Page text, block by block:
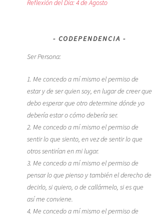
Reflexión del Dia: 4 de Agosto
CODEPENDENCIA
Ser Persona:
1. Me concedo a mí mismo el permiso de
estar y de ser quien soy, en lugar de creer que
debo esperar que otro determine dónde yo
debería estar o cómo debería ser.
2. Me concedo a mí mismo el permiso de
sentir lo que siento, en vez de sentir lo que
otros sentirían en mi lugar.
3. Me concedo a mí mismo el permiso de
pensar lo que pienso y también el derecho de
decirlo, si quiero, o de callármelo, si es que
así me conviene.
4. Me concedo a mí mismo el permiso de